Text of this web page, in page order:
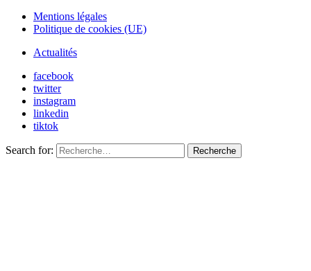
Mentions légales
Politique de cookies (UE)
Actualités
facebook
twitter
instagram
linkedin
tiktok
Search for: Recherche